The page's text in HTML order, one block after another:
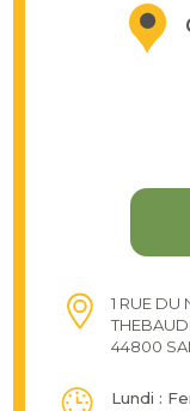
1 RUE DU
44800
Lundi :